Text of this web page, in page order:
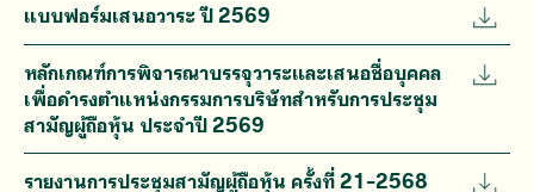
แบบฟอร์มเสนอวาระ ปี 2569
หลักเกณฑ์การพิจารณาบรรจุวาระและเสนอชื่อบุคคล
เพื่อดำรงตำแหน่งกรรมการบริษัทสำหรับการประชุม
สามัญผู้ถือหุ้น ประจำปี 2569
รายงานการประชุมสามัญผู้ถือหุ้น ครั้งที่ 21-2568